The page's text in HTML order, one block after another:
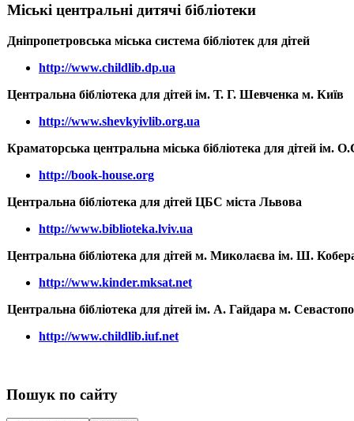
Міські центральні дитячі бібліотеки
Дніпропетровська міська система бібліотек для дітей
http://www.childlib.dp.ua
Центральна бібліотека для дітей ім. Т. Г. Шевченка м. Київ
http://www.shevkyivlib.org.ua
Краматорська центральна міська бібліотека для дітей ім.
http://book-house.org
Центральна бібліотека для дітей ЦБС міста Львова
http://www.biblioteka.lviv.ua
Центральна бібліотека для дітей м. Миколаєва ім. Ш.
http://www.kinder.mksat.net
Центральна бібліотека для дітей ім. А. Гайдара м.
http://www.childlib.iuf.net
Пошук по сайту